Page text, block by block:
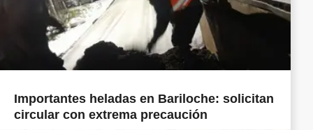
Importantes heladas en Bariloche: solicitan
circular con extrema precaución